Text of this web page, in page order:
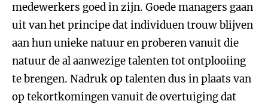
medewerkers goed in zijn. Goede managers gaan
uit van het principe dat individuen trouw blijven
aan hun unieke natuur en proberen vanuit die
natuur de al aanwezige talenten tot ontplooiing
te brengen. Nadruk op talenten dus in plaats van
op tekortkomingen vanuit de overtuiging dat